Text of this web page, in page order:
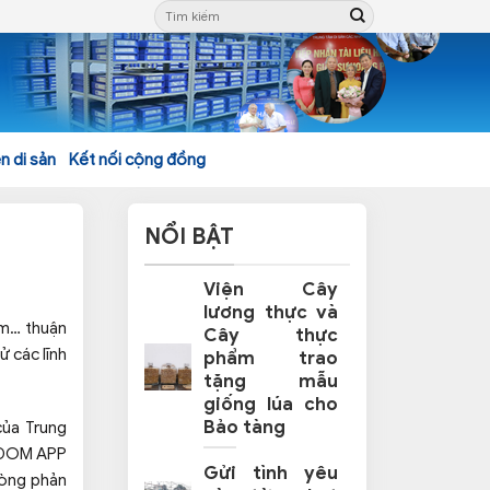
di sản Kết nối cộng đồng
thuận
các lĩnh
Trung
APP
phản
NỔI BẬT
Viện Cây
lương thực và
Cây thực
phẩm trao
tặng mẫu
giống lúa cho
Bảo tàng
Gửi tình yêu